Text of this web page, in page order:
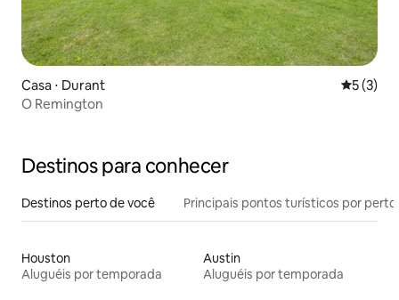
Casa ⋅ Durant 5 de
5 (3)
O Remington
Destinos para conhecer
Destinos perto de você Principais pontos turísticos por perto
Houston
Aluguéis por temporada
Austin
Aluguéis por temporada